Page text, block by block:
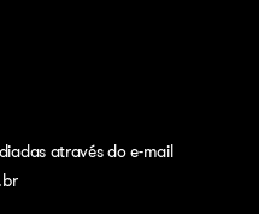
através do e-mail